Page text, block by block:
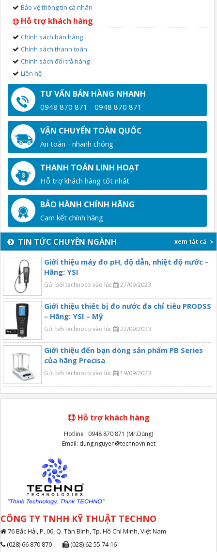
Bảo vệ thông tin cá nhân
Hỗ trợ khách hàng
Chính sách bán hàng
Chính sách thanh toán
Chính sách đổi trả hàng
Liên hệ
TƯ VẤN BÁN HÀNG NHANH
0948 870 871 - 0948 870 871
VẬN CHUYỂN TOÀN QUỐC
An toàn - nhanh chóng
THANH TOÁN LINH HOẠT
Hỗ trợ khách hàng tốt nhất
BẢO HÀNH CHÍNH HÃNG
Cam kết chính hãng
TIN TỨC CHUYÊN NGÀNH xem tất cả
Giới thiệu máy đo pH, độ dẫn, nhiệt độ nước –
Hãng: YSI
Gửi bởi technoco vào lúc 27/09/2023
Giới thiệu thiết bị đo nước đa chỉ tiêu PRODSS
– Hãng: YSI – Mỹ
Gửi bởi technoco vào lúc 22/09/2023
Giới thiệu đến bạn dòng sản phẩm PB Series
của hãng Precisa
Gửi bởi technoco vào lúc 19/09/2023
Hỗ trợ khách hàng
Hotline : 0948 870 871 (Mr.Dũng)
Email: dung.nguyen@technovn.net
CÔNG TY TNHH KỸ THUẬT TECHNO
76 Bắc Hải, P. 06, Q. Tân Bình, Tp. Hồ Chí Minh, Việt Nam
(028) 66 870 870 -
(028) 62 55 74 16